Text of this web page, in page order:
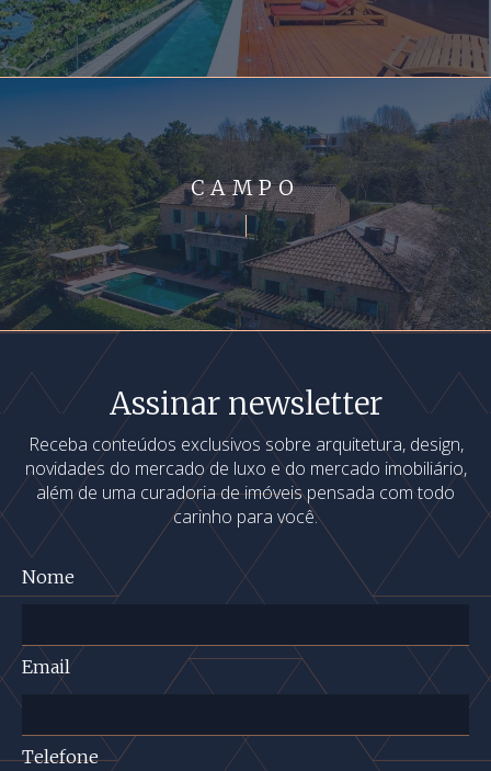
CAMPO
Assinar newsletter
Receba conteúdos exclusivos sobre arquitetura, design,
novidades do mercado de luxo e do mercado imobiliário,
além de uma curadoria de imóveis pensada com todo
carinho para você.
Nome
Email
Telefone